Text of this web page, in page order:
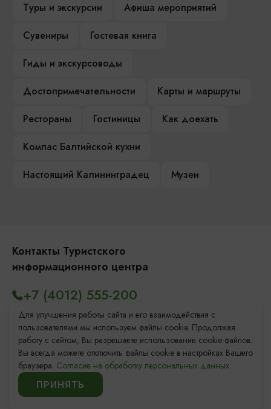
Туры и экскурсии
Афиша мероприятий
Сувениры
Гостевая книга
Гиды и экскурсоводы
Достопримечательности
Карты и маршруты
Рестораны
Гостиницы
Как доехать
Компас Балтийской кухни
Настоящий Калининградец
Музеи
Контакты Туристского
информационного центра
Площадь Победы, 1 Откроется в 09:00
ул. Октябрьская, 2/3 Откроется в 09:00
+7 (4012) 555-200
8 (800) 200-55-39
info@visit-kaliningrad.ru
Для улучшения работы сайта и его взаимодействия с
пользователями мы используем файлы cookie. Продолжая
работу с сайтом, Вы разрешаете использование cookie-файлов.
Вы всегда можете отключить файлы cookie в настройках Вашего
браузера. Согласие на обработку персональных данных.
ПРИНЯТЬ